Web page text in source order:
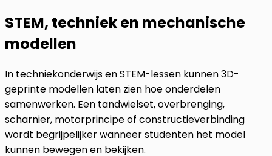
STEM, techniek en mechanische
modellen
In techniekonderwijs en STEM-lessen kunnen 3D-
geprinte modellen laten zien hoe onderdelen
samenwerken. Een tandwielset, overbrenging,
scharnier, motorprincipe of constructieverbinding
wordt begrijpelijker wanneer studenten het model
kunnen bewegen en bekijken.